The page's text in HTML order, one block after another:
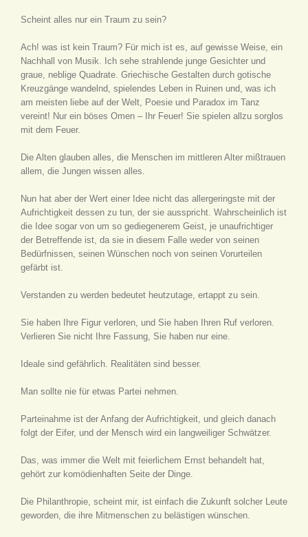
Scheint alles nur ein Traum zu sein?
Ach! was ist kein Traum? Für mich ist es, auf gewisse Weise, ein
Nachhall von Musik. Ich sehe strahlende junge Gesichter und
graue, neblige Quadrate. Griechische Gestalten durch gotische
Kreuzgänge wandelnd, spielendes Leben in Ruinen und, was ich
am meisten liebe auf der Welt, Poesie und Paradox im Tanz
vereint! Nur ein böses Omen – Ihr Feuer! Sie spielen allzu sorglos
mit dem Feuer.
Die Alten glauben alles, die Menschen im mittleren Alter mißtrauen
allem, die Jungen wissen alles.
Nun hat aber der Wert einer Idee nicht das allergeringste mit der
Aufrichtigkeit dessen zu tun, der sie ausspricht. Wahrscheinlich ist
die Idee sogar von um so gediegenerem Geist, je unaufrichtiger
der Betreffende ist, da sie in diesem Falle weder von seinen
Bedürfnissen, seinen Wünschen noch von seinen Vorurteilen
gefärbt ist.
Verstanden zu werden bedeutet heutzutage, ertappt zu sein.
Sie haben Ihre Figur verloren, und Sie haben Ihren Ruf verloren.
Verlieren Sie nicht Ihre Fassung, Sie haben nur eine.
Ideale sind gefährlich. Realitäten sind besser.
Man sollte nie für etwas Partei nehmen.
Parteinahme ist der Anfang der Aufrichtigkeit, und gleich danach
folgt der Eifer, und der Mensch wird ein langweiliger Schwätzer.
Das, was immer die Welt mit feierlichem Ernst behandelt hat,
gehört zur komödienhaften Seite der Dinge.
Die Philanthropie, scheint mir, ist einfach die Zukunft solcher Leute
geworden, die ihre Mitmenschen zu belästigen wünschen.